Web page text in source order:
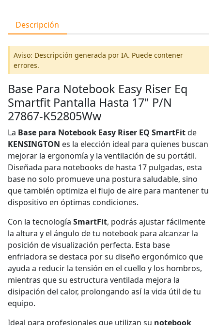
Descripción
Aviso: Descripción generada por IA. Puede contener
errores.
Base Para Notebook Easy Riser Eq
Smartfit Pantalla Hasta 17" P/N
27867-K52805Ww
La Base para Notebook Easy Riser EQ SmartFitde
KENSINGTON es la elección ideal para quienes buscan
mejorar la ergonomía y la ventilación de su portátil.
Diseñada para notebooks de hasta 17 pulgadas, esta
base no solo promueve una postura saludable, sino
que también optimiza el flujo de aire para mantener tu
dispositivo en óptimas condiciones.
Con la tecnología SmartFit, podrás ajustar fácilmente
la altura y el ángulo de tu notebook para alcanzar la
posición de visualización perfecta. Esta base
enfriadora se destaca por su diseño ergonómico que
ayuda a reducir la tensión en el cuello y los hombros,
mientras que su estructura ventilada mejora la
disipación del calor, prolongando así la vida útil de tu
equipo.
Ideal para profesionales que utilizan su notebook